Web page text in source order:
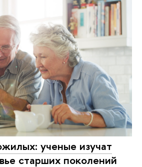
ученые изучат
старших поколений